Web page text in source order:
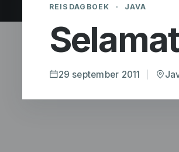
REISDAGBOEK · JAVA
29 september 2011